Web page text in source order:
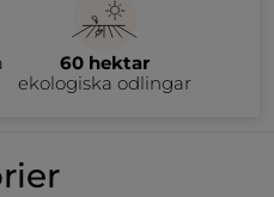
mjuka och sköna. Vi erbjuder
som ser till att läppstiftet
att smetas eller flyta ut i
även idealisk för att hålla
sätt. Ett extra tips, glöm
för din läppenna, så du
60 hektar
ekologiska odlingar